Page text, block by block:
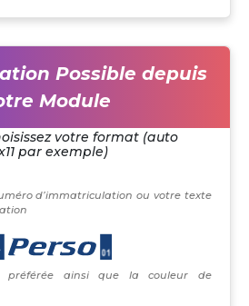
Possible depuis
Module
votre format (auto
par exemple)
d’immatriculation ou votre texte
préférée ainsi que la couleur de